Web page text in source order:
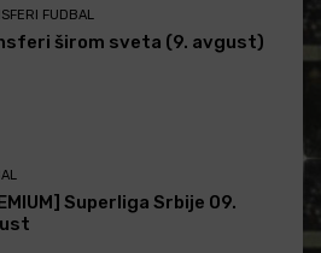
FUDBAL
širom sveta (9. avgust)
Superliga Srbije 09.